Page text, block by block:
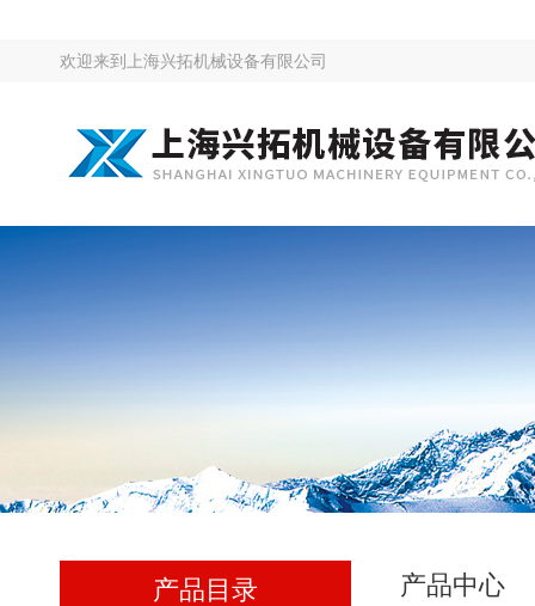
欢迎来到 上海兴拓机械设备有限公司
产品目录 产品中心